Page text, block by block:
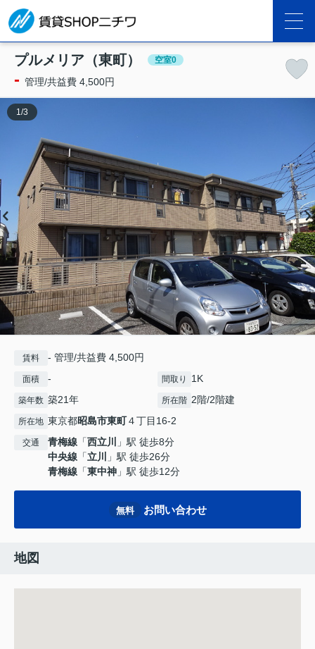
プルメリア（東町） 空室0
- 管理/共益費 4,500円
1 /3
賃料 - 管理/共益費 4,500円
面積 - 間取り 1K
築年数 築21年 所在階 2階/2階建
所在地 東京都昭島市東町４丁目16-2
交通 青梅線 「西立川
」駅 徒歩8分
中央線 「立川
」駅 徒歩26分
青梅線 「東中神 」駅 徒歩12分
無料 お問い合わせ
地図